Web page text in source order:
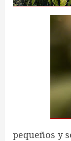
pequeños y